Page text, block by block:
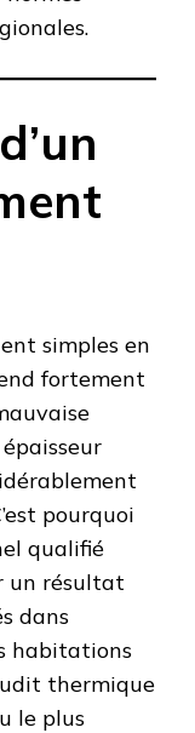
simples en
fortement
pourquoi
qualifié
un résultat
dans
habitations
thermique
le plus